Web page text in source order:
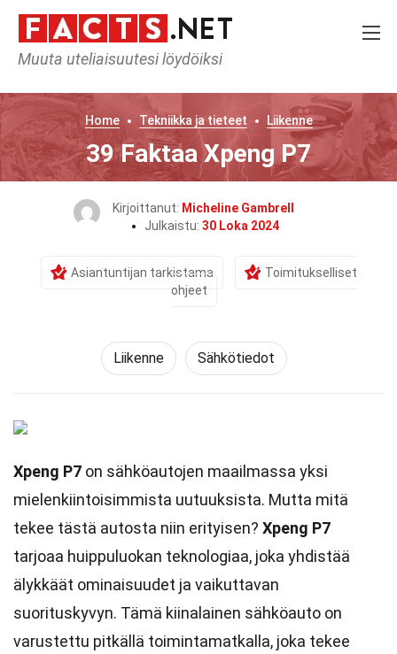
Muuta uteliaisuutesi löydöiksi
Home Tekniikka ja tieteet Liikenne
39 Faktaa Xpeng P7
Kirjoittanut: Micheline Gambrell
Julkaistu: 30 Loka 2024
Asiantuntijan tarkistama
Toimitukselliset
ohjeet
Liikenne Sähkötiedot
Xpeng P7 on sähköautojen maailmassa yksi
mielenkiintoisimmista uutuuksista. Mutta mitä
tekee tästä autosta niin erityisen? Xpeng P7
tarjoaa huippuluokan teknologiaa, joka yhdistää
älykkäät ominaisuudet ja vaikuttavan
suorituskyvyn. Tämä kiinalainen sähköauto on
varustettu pitkällä toimintamatkalla, joka tekee